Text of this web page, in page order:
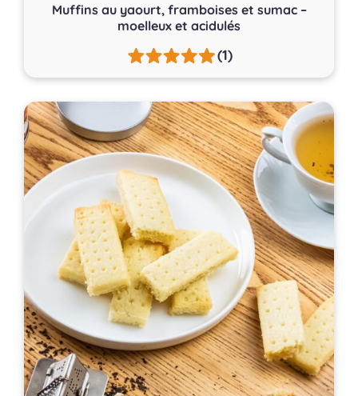
Muffins au yaourt, framboises et sumac –
moelleux et acidulés
(1)